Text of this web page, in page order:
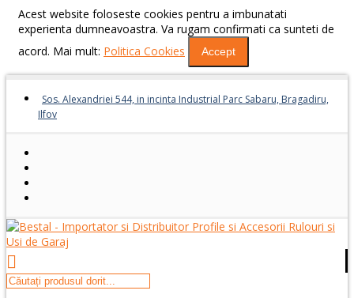
Acest website foloseste cookies pentru a imbunatati
experienta dumneavoastra. Va rugam confirmati ca sunteti de
acord. Mai mult: Politica Cookies Accept
Sos. Alexandriei 544, in incinta Industrial Parc Sabaru, Bragadiru,
Ilfov